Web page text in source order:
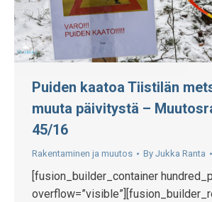
Puiden kaatoa Tiistilän
muuta päivitystä –
45/16
Rakentaminen ja muutos By Jukka Ranta
[fusion_builder_container